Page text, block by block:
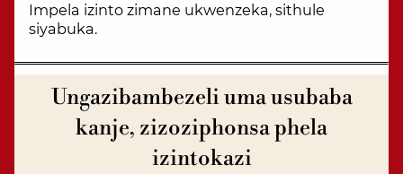
Impela izinto zimane ukwenzeka, sithule
siyabuka.
Ungazibambezeli uma usubaba
kanje, zizoziphonsa phela
izintokazi